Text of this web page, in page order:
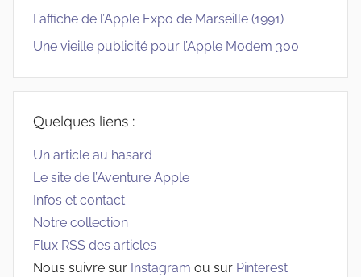
L’affiche de l’Apple Expo de Marseille (1991)
Une vieille publicité pour l’Apple Modem 300
Quelques liens :
Un article au hasard
Le site de l’Aventure Apple
Infos et contact
Notre collection
Flux RSS des articles
Nous suivre sur Instagram ou sur Pinterest